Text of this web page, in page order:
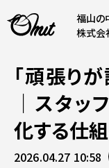
福山の
株式
SERVICE
事業内容
AI導入支援
システム開発
CONTENT
「頑張り
｜スタッ
化する仕
2026.04.27 10:58